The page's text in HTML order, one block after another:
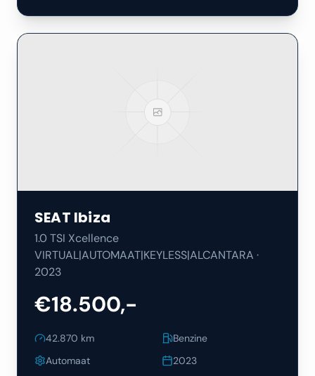
SEAT Ibiza
1.0 TSI Xcellence
VIRTUAL|AUTOMAAT|KEYLESS|ALCANTARA ·
2023
€18.500,-
42.870 km
Benzine
Automaat
2023